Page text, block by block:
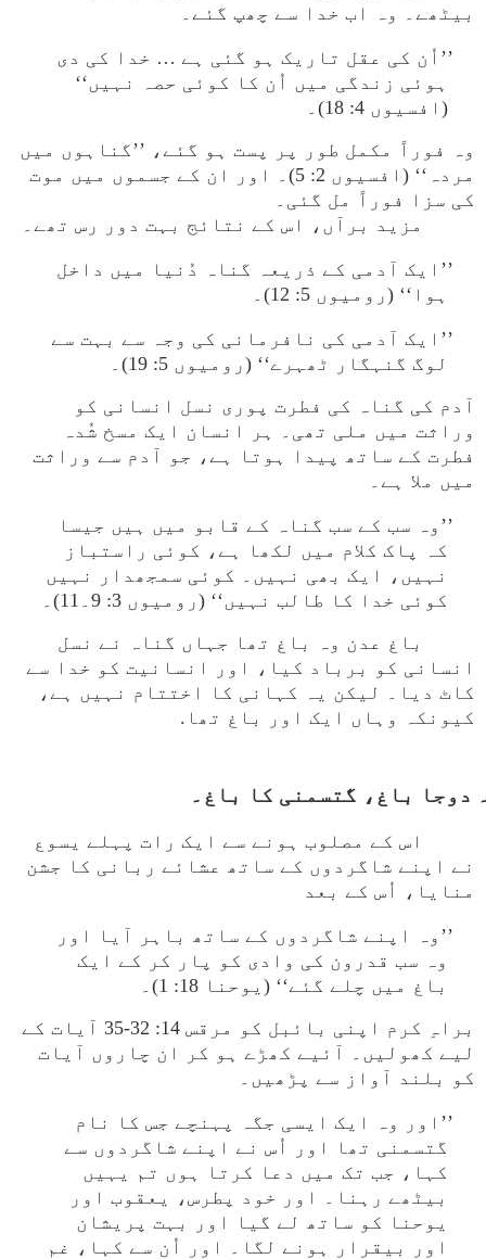
بیٹھے۔ وہ اب خدا سے چھپ گئے۔
’’اُن کی عقل تاریک ہو گئی ہے … خدا کی دی
ہوئی زندگی میں اُن کا کوئی حصہ نہیں‘‘
(افسیوں 4: 18)۔
وہ فوراً مکمل طور پر پست ہو گئے، ’’گناہوں میں
مردہ‘‘ (افسیوں 2: 5)۔ اور ان کے جسموں میں موت
کی سزا فوراً مل گئی۔
مزید برآں، اس کے نتائج بہت دور رس تھے۔
’’ایک آدمی کے ذریعہ گناہ دُنیا میں داخل
ہوا‘‘ (رومیوں 5: 12)۔
’’ایک آدمی کی نافرمانی کی وجہ سے بہت سے
لوگ گنہگار ٹھہرے‘‘ (رومیوں 5: 19)۔
آدم کی گناہ کی فطرت پوری نسل انسانی کو
وراثت میں ملی تھی۔ ہر انسان ایک مسخ شُدہ
فطرت کے ساتھ پیدا ہوتا ہے، جو آدم سے وراثت
میں ملا ہے۔
’’وہ سب کے سب گناہ کے قابو میں ہیں جیسا
کہ پاک کلام میں لکھا ہے، کوئی راستباز
نہیں، ایک بھی نہیں۔ کوئی سمجھدار نہیں
کوئی خدا کا طالب نہیں‘‘ (رومیوں 3: 9۔11)۔
باغ عدن وہ باغ تھا جہاں گناہ نے نسل
انسانی کو برباد کیا، اور انسانیت کو خدا سے
کاٹ دیا۔ لیکن یہ کہانی کا اختتام نہیں ہے،
کیونکہ وہاں ایک اور باغ تھا.
اس کے مصلوب ہونے سے ایک رات پہلے یسوع
نے اپنے شاگردوں کے ساتھ عشائے ربانی کا جشن
منایا، اُس کے بعد
’’وہ اپنے شاگردوں کے ساتھ باہر آیا اور
وہ سب قدرون کی وادی کو پار کر کے ایک
باغ میں چلے گئے‘‘ (یوحنا 18: 1)۔
براہِ کرم اپنی بائبل کو مرقس 14: 32-35 آیات کے
لیے کھولیں۔ آئیے کھڑے ہو کر ان چاروں آیات
کو بلند آواز سے پڑھیں۔
’’اور وہ ایک ایسی جگہ پہنچے جس کا نام
گتسمنی تھا اور اُس نے اپنے شاگردوں سے
کہا، جب تک میں دعا کرتا ہوں تم یہیں
بیٹھے رہنا۔ اور خود پطرس، یعقوب اور
یوحنا کو ساتھ لے گیا اور بہت پریشان
اور بیقرار ہونے لگا۔ اور اُن سے کہا، غم